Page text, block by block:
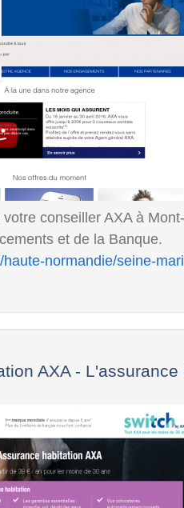
conseiller AXA à
et de la Banque.
normandie/seine-
AXA -